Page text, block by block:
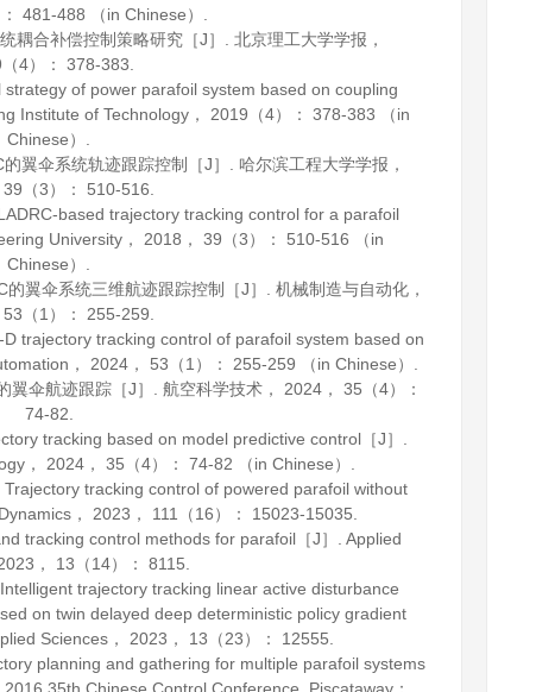
： 481-488 （in Chinese）.
耦合补偿控制策略研究［J］. 北京理工大学学报 ，
（4）： 378-383.
of power parafoil system based on coupling
Institute of Technology， 2019 （4）： 378-383 （in
Chinese）.
翼伞系统轨迹跟踪控制［J］. 哈尔滨工程大学学报 ，
39 （3）： 510-516.
based trajectory tracking control for a parafoil
University， 2018 ， 39 （3）： 510-516 （in
Chinese）.
翼伞系统三维航迹跟踪控制［J］. 机械制造与自动化 ，
53 （1）： 255-259.
trajectory tracking control of parafoil system based on
， 2024， 53 （1）： 255-259 （in Chinese）.
翼伞航迹跟踪［J］. 航空科学技术， 2024， 35 （4）：
74-82.
tracking based on model predictive control［J］.
， 2024， 35 （4）： 74-82 （in Chinese）.
tracking control of powered parafoil without
， 2023 ， 111 （16）： 15023-15035.
tracking control methods for parafoil［J］. Applied
， 13 （14）： 8115.
trajectory tracking linear active disturbance
on twin delayed deep deterministic policy gradient
Sciences， 2023 ， 13 （23）： 12555.
planning and gathering for multiple parafoil systems